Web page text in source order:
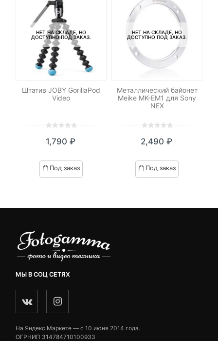
НЕТ НА СКЛАДЕ, НО
ДОСТУПНО ПОД ЗАКАЗ.
Штатив JOBY GorillaPod
Video
out
based
on
1,790 ₽
Под заказ
НЕТ НА СКЛАДЕ, НО
ДОСТУПНО ПОД ЗАКАЗ.
Металлический байонет
Meike MK-EM1 для Sony
NEX
out
based
on
2,490 ₽
Под заказ
МЫ В СОЦ СЕТЯХ
На Яндекс.Маркете — c 10 июня 2014 года.
ОГРНИП 314784710100933